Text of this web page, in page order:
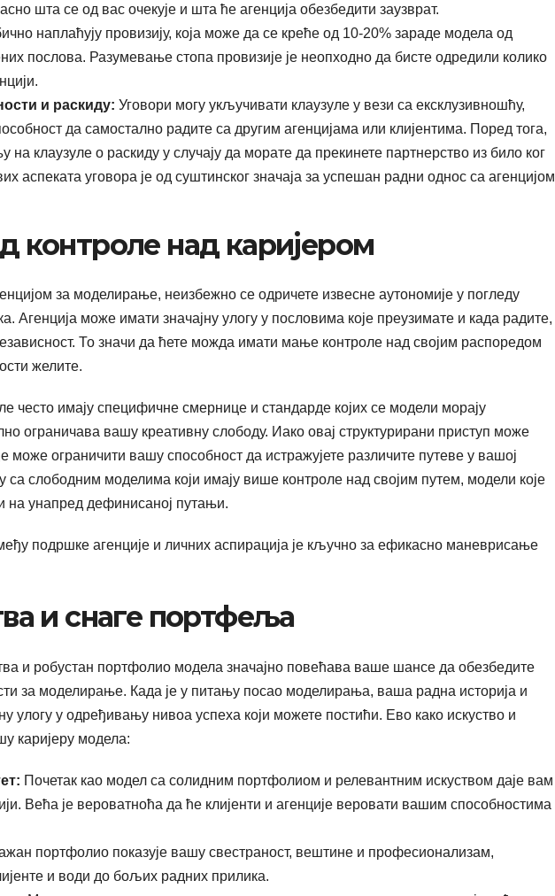
шта се од вас очекује и шта ће агенција обезбедити заузврат.
наплаћују провизију, која може да се креће од 10-20% зараде модела од
послова. Разумевање стопа провизије је неопходно да бисте одредили колико
и раскиду: Уговори могу укључивати клаузуле у вези са ексклузивношћу,
да самостално радите са другим агенцијама или клијентима. Поред тога,
на клаузуле о раскиду у случају да морате да прекинете партнерство из било ког
аспеката уговора је од суштинског значаја за успешан радни однос са агенцијом
контроле над каријером
за моделирање, неизбежно се одричете извесне аутономије у погледу
Агенција може имати значајну улогу у пословима које преузимате и када радите,
То значи да ћете можда имати мање контроле над својим распоредом
желите.
често имају специфичне смернице и стандарде којих се модели морају
ограничава вашу креативну слободу. Иако овај структурирани приступ може
може ограничити вашу способност да истражујете различите путеве у вашој
са слободним моделима који имају више контроле над својим путем, модели које
на унапред дефинисаној путањи.
подршке агенције и личних аспирација је кључно за ефикасно маневрисање
и снаге портфеља
и робустан портфолио модела значајно повећава ваше шансе да обезбедите
за моделирање. Када је у питању посао моделирања, ваша радна историја и
улогу у одређивању нивоа успеха који можете постићи. Ево како искуство и
каријеру модела:
Почетак као модел са солидним портфолиом и релевантним искуством даје вам
Већа је вероватноћа да ће клијенти и агенције веровати вашим способностима
портфолио показује вашу свестраност, вештине и професионализам,
и води до бољих радних прилика.